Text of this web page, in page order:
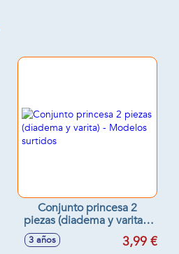
Conjunto princesa 2
piezas (diadema y varita) -
Modelos surtidos
3 años 3,99 €